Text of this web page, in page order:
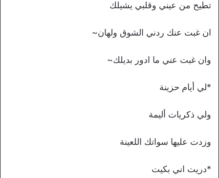
تطيح من عيني وقلبي يشيلك
ان غبت عنك ردني الشوق ولهان~
وان غبت عني ما ادور بديلك~
*لي أيام حزينة
ولي ذكريات أليمة
وزدت عليها سواتك اللعينة
*دريت اني بكيت